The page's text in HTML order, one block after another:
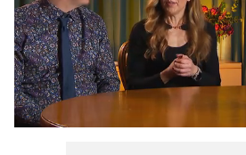
zvuk
Loaded:
100.00%